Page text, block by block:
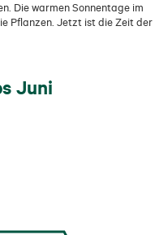
Die warmen Sonnentage im
Pflanzen. Jetzt ist die Zeit der
Juni